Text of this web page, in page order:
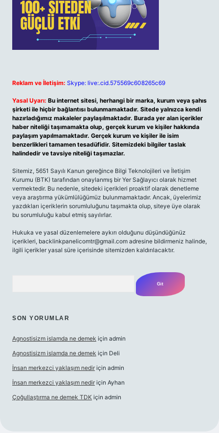
Reklam ve İletişim: Skype: live:.cid.575569c608265c69
Yasal Uyarı: Bu internet sitesi, herhangi bir marka, kurum veya şahıs
şirketi ile hiçbir bağlantısı bulunmamaktadır. Sitede yalnızca kendi
hazırladığımız makaleler paylaşılmaktadır. Burada yer alan içerikler
haber niteliği taşımamakta olup, gerçek kurum ve kişiler hakkında
paylaşım yapılmamaktadır. Gerçek kurum ve kişiler ile isim
benzerlikleri tamamen tesadüfidir. Sitemizdeki bilgiler taslak
halindedir ve tavsiye niteliği taşımazlar.
Sitemiz, 5651 Sayılı Kanun gereğince Bilgi Teknolojileri ve İletişim
Kurumu (BTK) tarafından onaylanmış bir Yer Sağlayıcı olarak hizmet
vermektedir. Bu nedenle, sitedeki içerikleri proaktif olarak denetleme
veya araştırma yükümlülüğümüz bulunmamaktadır. Ancak, üyelerimiz
yazdıkları içeriklerin sorumluluğunu taşımakta olup, siteye üye olarak
bu sorumluluğu kabul etmiş sayılırlar.
Hukuka ve yasal düzenlemelere aykırı olduğunu düşündüğünüz
içerikleri, backlinkpanelicomtr@gmail.com adresine bildirmeniz halinde,
ilgili içerikler yasal süre içerisinde sitemizden kaldırılacaktır.
SON YORUMLAR
Agnostisizm islamda ne demek için admin
Agnostisizm islamda ne demek için Deli
İnsan merkezci yaklaşım nedir için admin
İnsan merkezci yaklaşım nedir için Ayhan
Çoğullaştırma ne demek TDK için admin